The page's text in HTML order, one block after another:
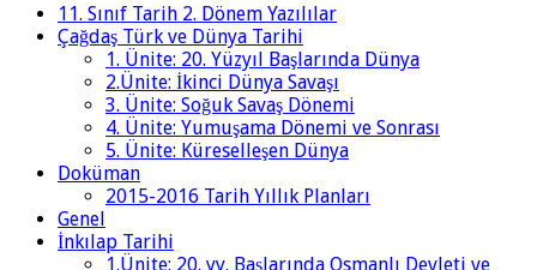
11. Sınıf Tarih 2. Dönem Yazılılar
Çağdaş Türk ve Dünya Tarihi
1. Ünite: 20. Yüzyıl Başlarında Dünya
2.Ünite: İkinci Dünya Savaşı
3. Ünite: Soğuk Savaş Dönemi
4. Ünite: Yumuşama Dönemi ve Sonrası
5. Ünite: Küreselleşen Dünya
Doküman
2015-2016 Tarih Yıllık Planları
Genel
İnkılap Tarihi
1.Ünite: 20. yy. Başlarında Osmanlı Devleti ve